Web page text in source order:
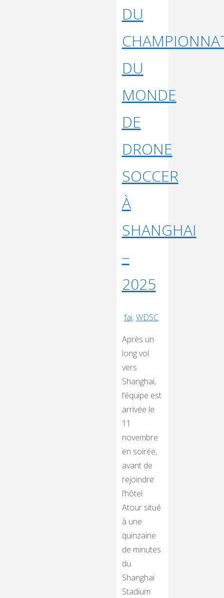
DU
DU
MONDE
DE
DRONE
SOCCER
À
SHANGHAI
–
2025
fai,WDSC
Après un
long vol
vers
Shanghai,
l’équipe est
arrivée le
11
novembre
en soirée,
avant de
rejoindre
l’hôtel
Atour situé
à une
quinzaine
de minutes
du
Shanghai
Stadium